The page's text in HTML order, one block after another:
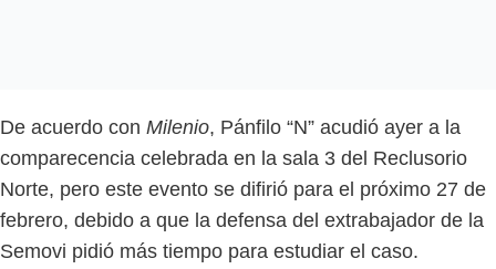
De acuerdo con Milenio, Pánfilo “N” acudió ayer a la
comparecencia celebrada en la sala 3 del Reclusorio
Norte, pero este evento se difirió para el próximo 27 de
febrero, debido a que la defensa del extrabajador de la
Semovi pidió más tiempo para estudiar el caso.